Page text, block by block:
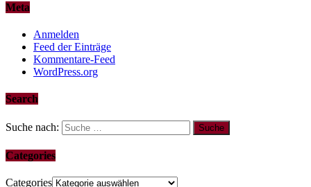
Meta
Anmelden
Feed der Einträge
Kommentare-Feed
WordPress.org
Search
Suche nach:
Categories
Categories